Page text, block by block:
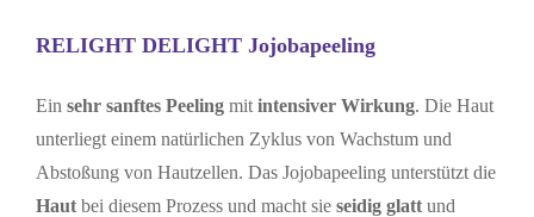
RELIGHT DELIGHT Jojobapeeling
Ein sehr sanftes Peelingmit intensiver Wirkung. Die Haut
unterliegt einem natürlichen Zyklus von Wachstum und
Abstoßung von Hautzellen. Das Jojobapeeling unterstützt die
Hautbei diesem Prozess und macht sie seidig glattund